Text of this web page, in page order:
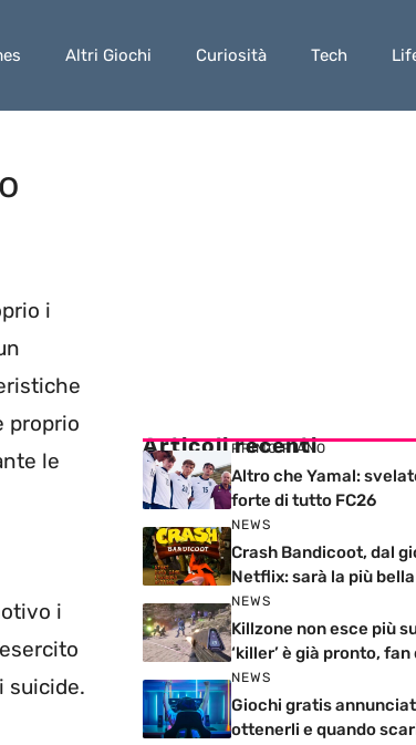
Altri Giochi Curiosità Tech
i
proprio
le
i
suicide.
Articoli recenti
PRIMO PIANO
Altro che Yamal:
forte di tutto FC26
NEWS
Crash Bandicoot, dal
Netflix: sarà la più
NEWS
Killzone non esce più
‘killer’ è già pronto, fan
NEWS
Giochi gratis
ottenerli e quando